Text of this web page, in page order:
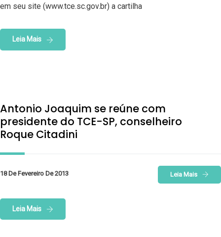
em seu site (www.tce.sc.gov.br) a cartilha
Leia Mais
Antonio Joaquim se reúne com
presidente do TCE-SP, conselheiro
Roque Citadini
18 De Fevereiro De 2013 Leia Mais
Leia Mais